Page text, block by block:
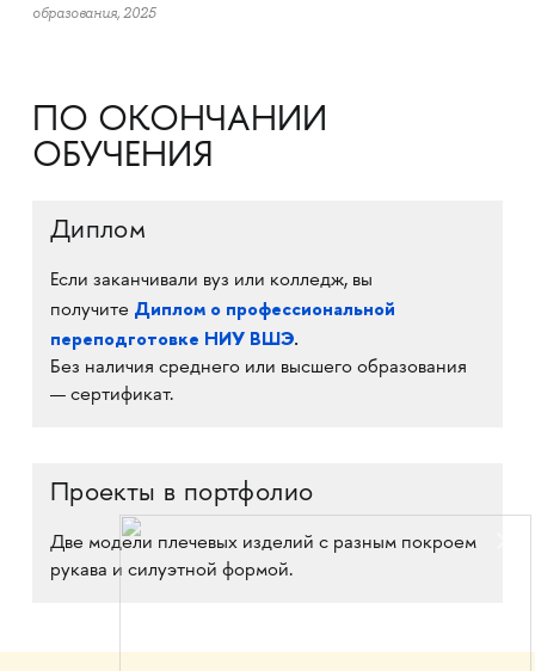
образования, 2025
ПО ОКОНЧАНИИ
ОБУЧЕНИЯ
Диплом
Если заканчивали вуз или колледж, вы
получите Диплом о профессиональной
переподготовке НИУ ВШЭ.
Без наличия среднего или высшего образования
— сертификат.
Проекты в портфолио
Две модели плечевых изделий с разным покроем
рукава и силуэтной формой.